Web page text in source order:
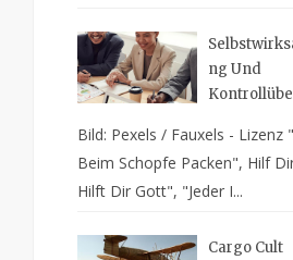
Ng Und
Bild: Pexels / Fauxels - Lizenz
Beim Schopfe Packen", Hilf
Hilft Dir Gott", "Jeder I...
Cargo Cult